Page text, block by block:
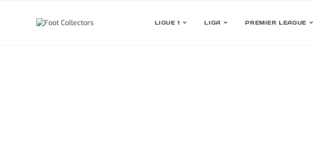
LIGUE 1 LIGA PREMIER LEAGUE